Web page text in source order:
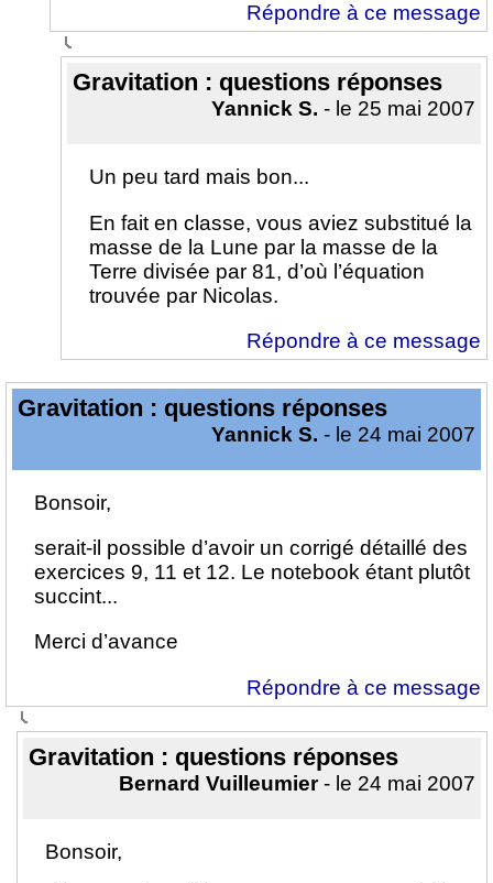
Répondre à ce message
Gravitation : questions réponses
Yannick S. - le 25 mai 2007
Un peu tard mais bon...
En fait en classe, vous aviez substitué la
masse de la Lune par la masse de la
Terre divisée par 81, d’où l’équation
trouvée par Nicolas.
Répondre à ce message
Gravitation : questions réponses
Yannick S. - le 24 mai 2007
Bonsoir,
serait-il possible d’avoir un corrigé détaillé des
exercices 9, 11 et 12. Le notebook étant plutôt
succint...
Merci d’avance
Répondre à ce message
Gravitation : questions réponses
Bernard Vuilleumier- le 24 mai 2007
Bonsoir,